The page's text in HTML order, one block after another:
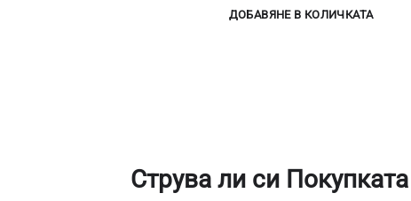
ДОБАВЯНЕ В КОЛИЧКАТА
Струва ли си